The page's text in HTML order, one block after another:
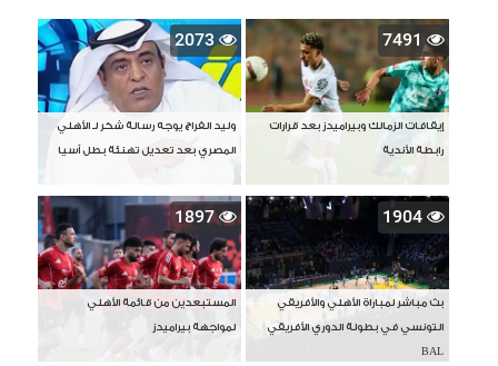
7491
إيقافات الزمالك وبيراميدز بعد قرارات
رابطة الأندية
2073
وليد الفراج يوجه رسالة شكر لـ الأهلي
المصري بعد تعديل تهنئة بطل آسيا
1904
بث مباشر لمباراة الأهلي والأفريقي
التونسي في بطولة الدوري الأفريقي
BAL
1897
المستبعدين من قائمة الأهلي
لمواجهة بيراميدز